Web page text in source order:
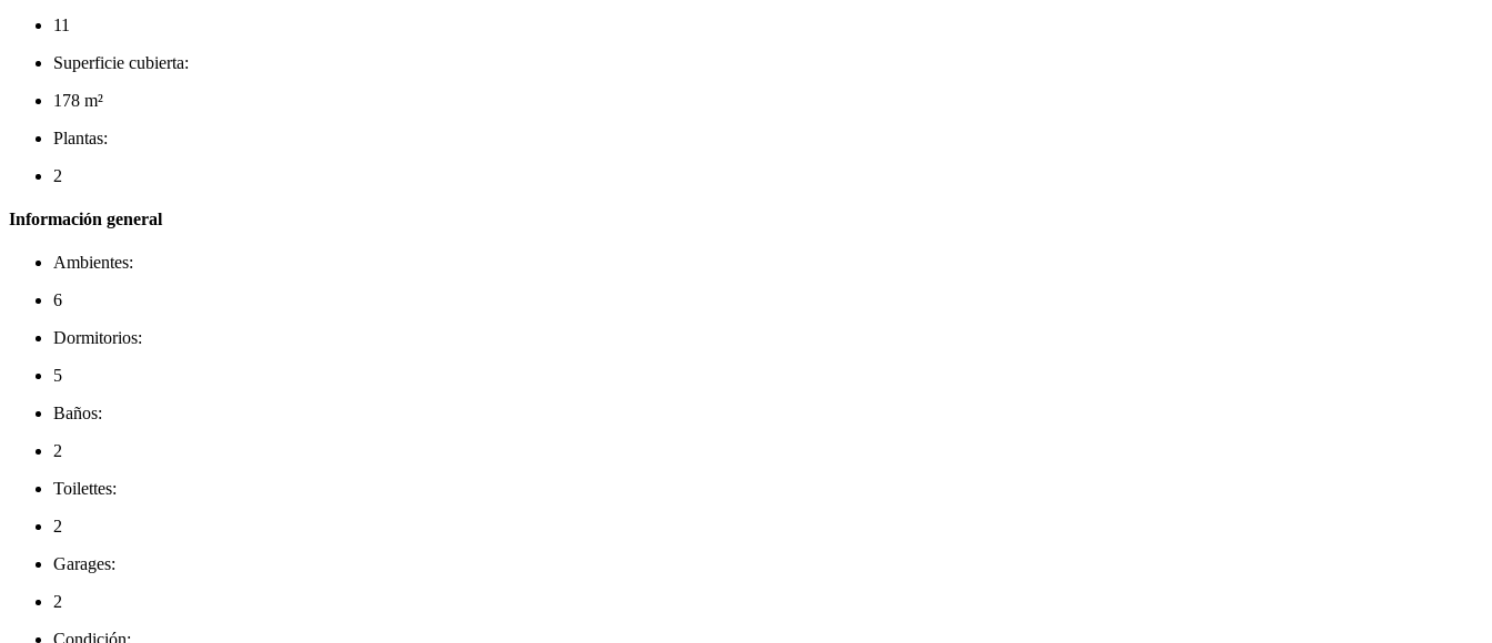
11
Superficie cubierta:
178 m²
Plantas:
2
Información general
Ambientes:
6
Dormitorios:
5
Baños:
2
Toilettes:
2
Garages:
2